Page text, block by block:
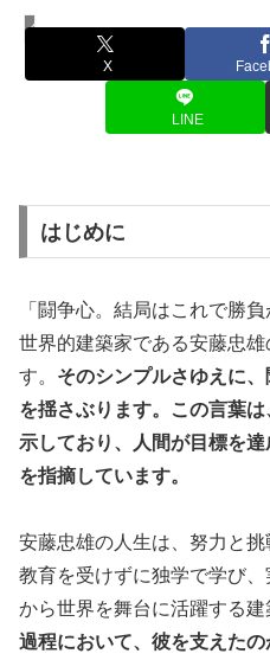
名言・格言
X
LINE
はじめに
「闘争心。結局はこれで勝
世界的建築家である安藤忠
す。 そのシンプルさゆえに
を揺さぶります。この言葉
示しており、人間が目標を
を指摘しています。
安藤忠雄の人生は、努力と
教育を受けずに独学で学び
から世界を舞台に活躍する建
過程において、彼を支えた